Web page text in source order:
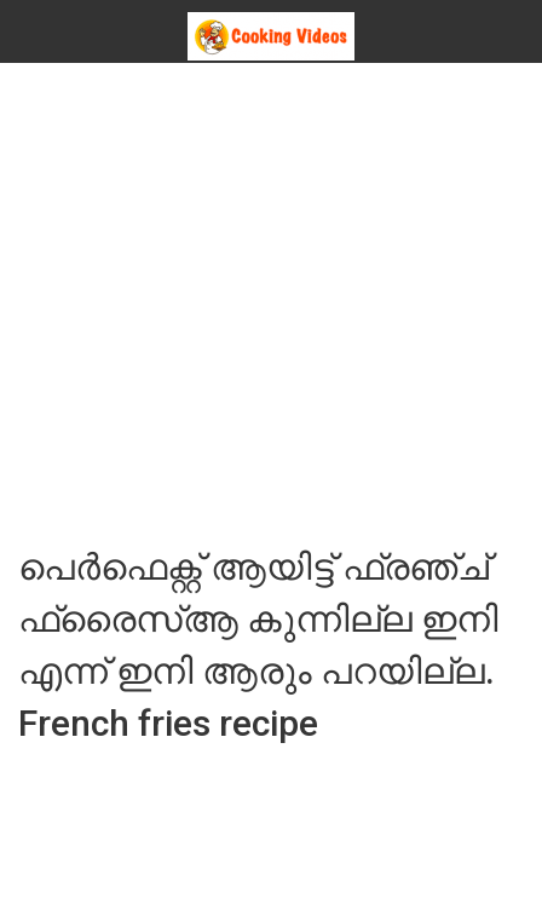
പെർഫെക്റ്റ് ആയിട്ട് ഫ്രഞ്ച്
ഫ്രൈസ്ആ കുന്നില്ല ഇനി
എന്ന് ഇനി ആരും പറയില്ല.
French fries recipe